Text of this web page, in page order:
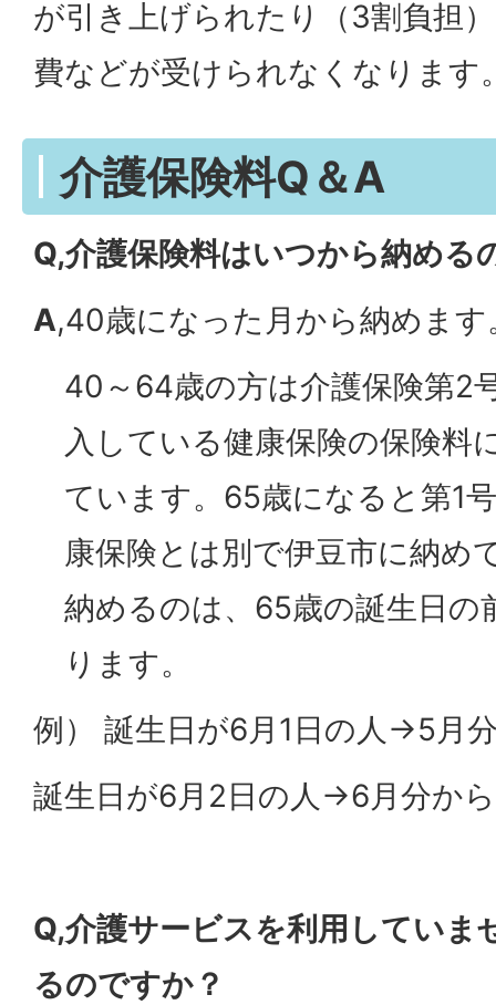
が引き上げられたり（3割負担
費などが受けられなくなります
介護保険料Q＆A
Q,介護保険料はいつから納める
A,40歳になった月から納めます
40～64歳の方は介護保険第2
入している健康保険の保険料
ています。65歳になると第1
康保険とは別で伊豆市に納め
納めるのは、65歳の誕生日の
ります。
例） 誕生日が6月1日の人→5月
誕生日が6月2日の人→6月分か
Q,介護サービスを利用していま
るのですか？